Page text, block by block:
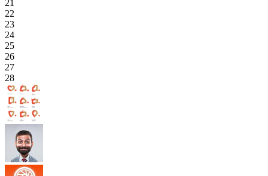
21
22
23
24
25
26
27
28